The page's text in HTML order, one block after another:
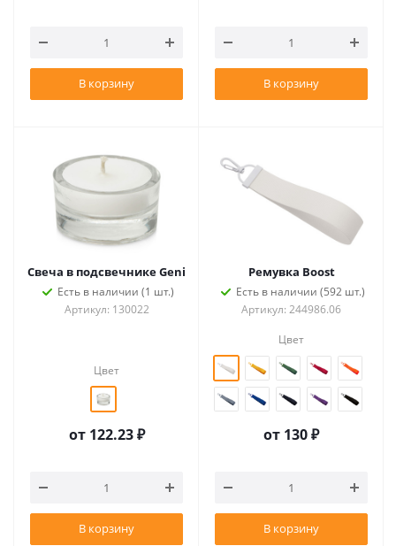
В корзину В корзину
Свеча в подсвечнике Geni
Есть в наличии (1 шт.)
Артикул: 130022
Цвет
от 122.23 ₽
В корзину
Ремувка Boost
Есть в наличии (592 шт.)
Артикул: 244986.06
Цвет
от 130 ₽
В корзину